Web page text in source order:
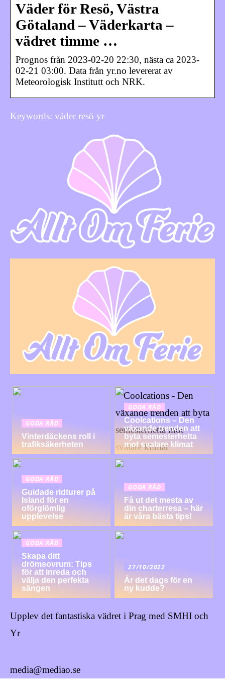
Väder för Resö, Västra
Götaland – Väderkarta –
vädret timme …
Prognos från 2023-02-20 22:30, nästa ca 2023-
02-21 03:00. Data från yr.no levererat av
Meteorologisk Institutt och NRK.
Keywords: väder resö yr
GODA RÅD
Vinterdäckens roll i
trafiksäkerheten
GODA RÅD
Coolcations – Den
växande trenden att
byta semesterhetta
mot svalare klimat
GODA RÅD
Guidade ridturer på
Island för en
oförglömlig
upplevelse
GODA RÅD
Få ut det mesta av
din charterresa – här
är våra bästa tips!
GODA RÅD
Skapa ditt
drömsovrum: Tips
för att inreda och
välja den perfekta
sängen
27/10/2022
Är det dags för en
ny kudde?
Upplev det fantastiska vädret i Prag med SMHI och
Yr
media@mediao.se